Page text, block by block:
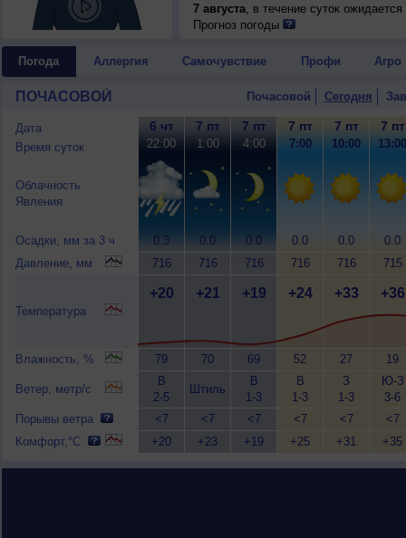
7 августа, в течение суток
гроза; ночью +20..22°, днем
Прогноз погоды
Погода Аллергия Самочувствие Профи Агро
ПОЧАСОВОЙ Почасовой Сегодня
Дата
Время суток
Облачность
Явления
Осадки, мм за 3 ч
Давление, мм
Температура
Влажность, %
Ветер, метр/с
Порывы ветра
Комфорт,°C
6 чт
22:00
0.3
716
+20
79
В
2-5
<7
+20
7 пт
1:00
0.0
716
+21
70
Штиль
<7
+23
7 пт
4:00
0.0
716
+19
69
В
1-3
<7
+19
7 пт
7:00
0.0
716
+24
52
В
1-3
<7
+25
7 пт
10:00
0.0
716
+33
27
З
1-3
<7
+31
7 пт
13:00
0.0
715
+36
19
Ю-З
3-6
<7
+35